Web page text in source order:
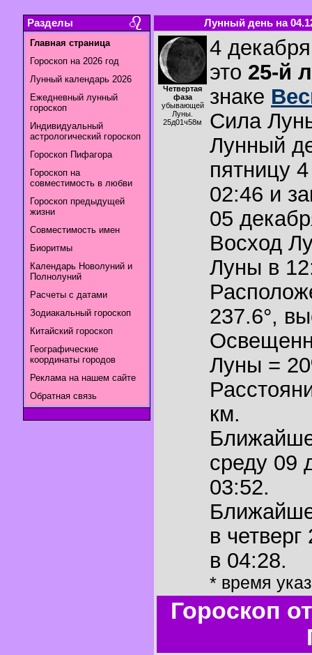
Разделы
Главная страница
Гороскоп на 2026 год
Лунный календарь 2026
Ежедневный лунный
гороскоп
Индивидуальный
астрологический гороскоп
Гороскоп Пифагора
Гороскоп на
совместимость в любви
Гороскоп предыдущей
жизни
Совместимость имен
Биоритмы
Календарь Новолуний и
Полнолуний
Расчеты с датами
Зодиакальный гороскоп
Китайский гороскоп
Географические
координаты городов
Реклама на нашем сайте
Обратная связь
Лунный день на
Четвертая
фаза
убывающей
Луны.
25д01ч58м
4
это 25-й
знаке
Сила
Лунный
пятницу
02:46 и
05
Восход
Луны в
237.6°,
Луны =
км.
среду 09
03:52.
в
в 04:28.
* время
Гороскоп